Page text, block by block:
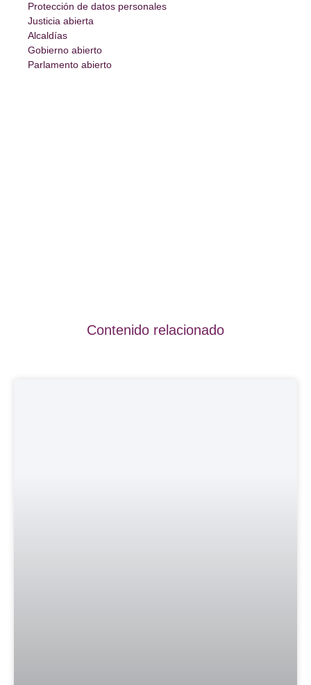
Protección de datos personales
Justicia abierta
Alcaldías
Gobierno abierto
Parlamento abierto
Contenido relacionado